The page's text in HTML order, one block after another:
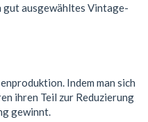
gut ausgewähltes Vintage-
Indem man sich
ihren Teil zur Reduzierung
gewinnt.